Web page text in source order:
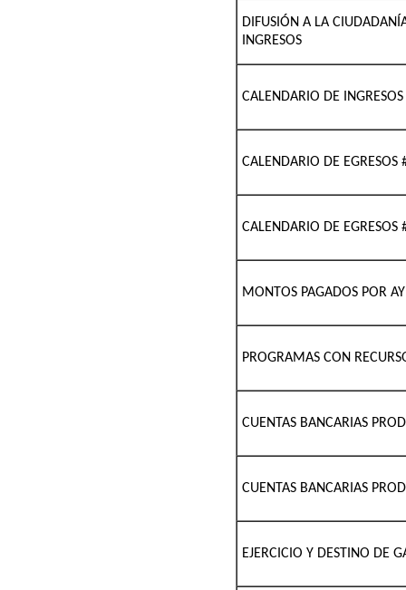
DIFUSIÓN A LA
INGRESOS
CALENDARIO DE INGRESOS
CALENDARIO DE EGRESOS
CALENDARIO DE EGRESOS
MONTOS PAGADOS POR
PROGRAMAS CON
CUENTAS BANCARIAS
CUENTAS BANCARIAS
EJERCICIO Y DESTINO DE